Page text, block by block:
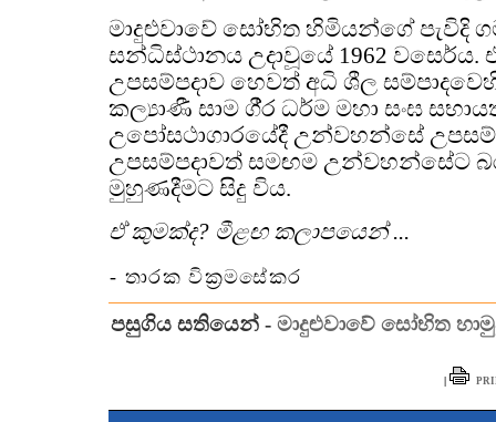
මාදුළුවාවේ සෝභිත හිමියන්ගේ පැවිදි
සන්ධිස්ථානය උදාවූයේ 1962
උපසම්පදාව හෙවත් අධි ශීල
කල්‍යාණී සාම ගී‍්‍ර ධර්ම මහා සංඝ
උපෝසථාගාරයේදී උන්වහන්සේ
උපසම්පදාවත් සමඟම උන්වහන්සේට
මුහුණදීමට සිදු විය.
ඒ කුමක්ද? මීළඟ කලාපයෙන් ...
- තාරක වික්‍රමසේකර
පසුගිය සතියෙන් - මාදුළුවාවේ සෝභිත
|